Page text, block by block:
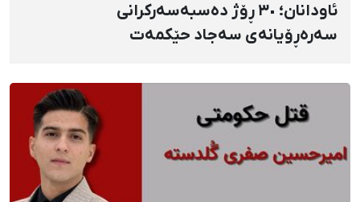
ئاودانان؛ ٣٠ ڕۆژ دەسبەسەرکرانی
سەرەڕۆیانەی سەجاد حێکمەت